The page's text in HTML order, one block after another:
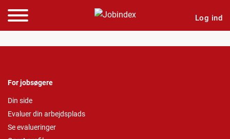
Log ind
For jobsøgere
Din side
Evaluer din arbejdsplads
Se evalueringer